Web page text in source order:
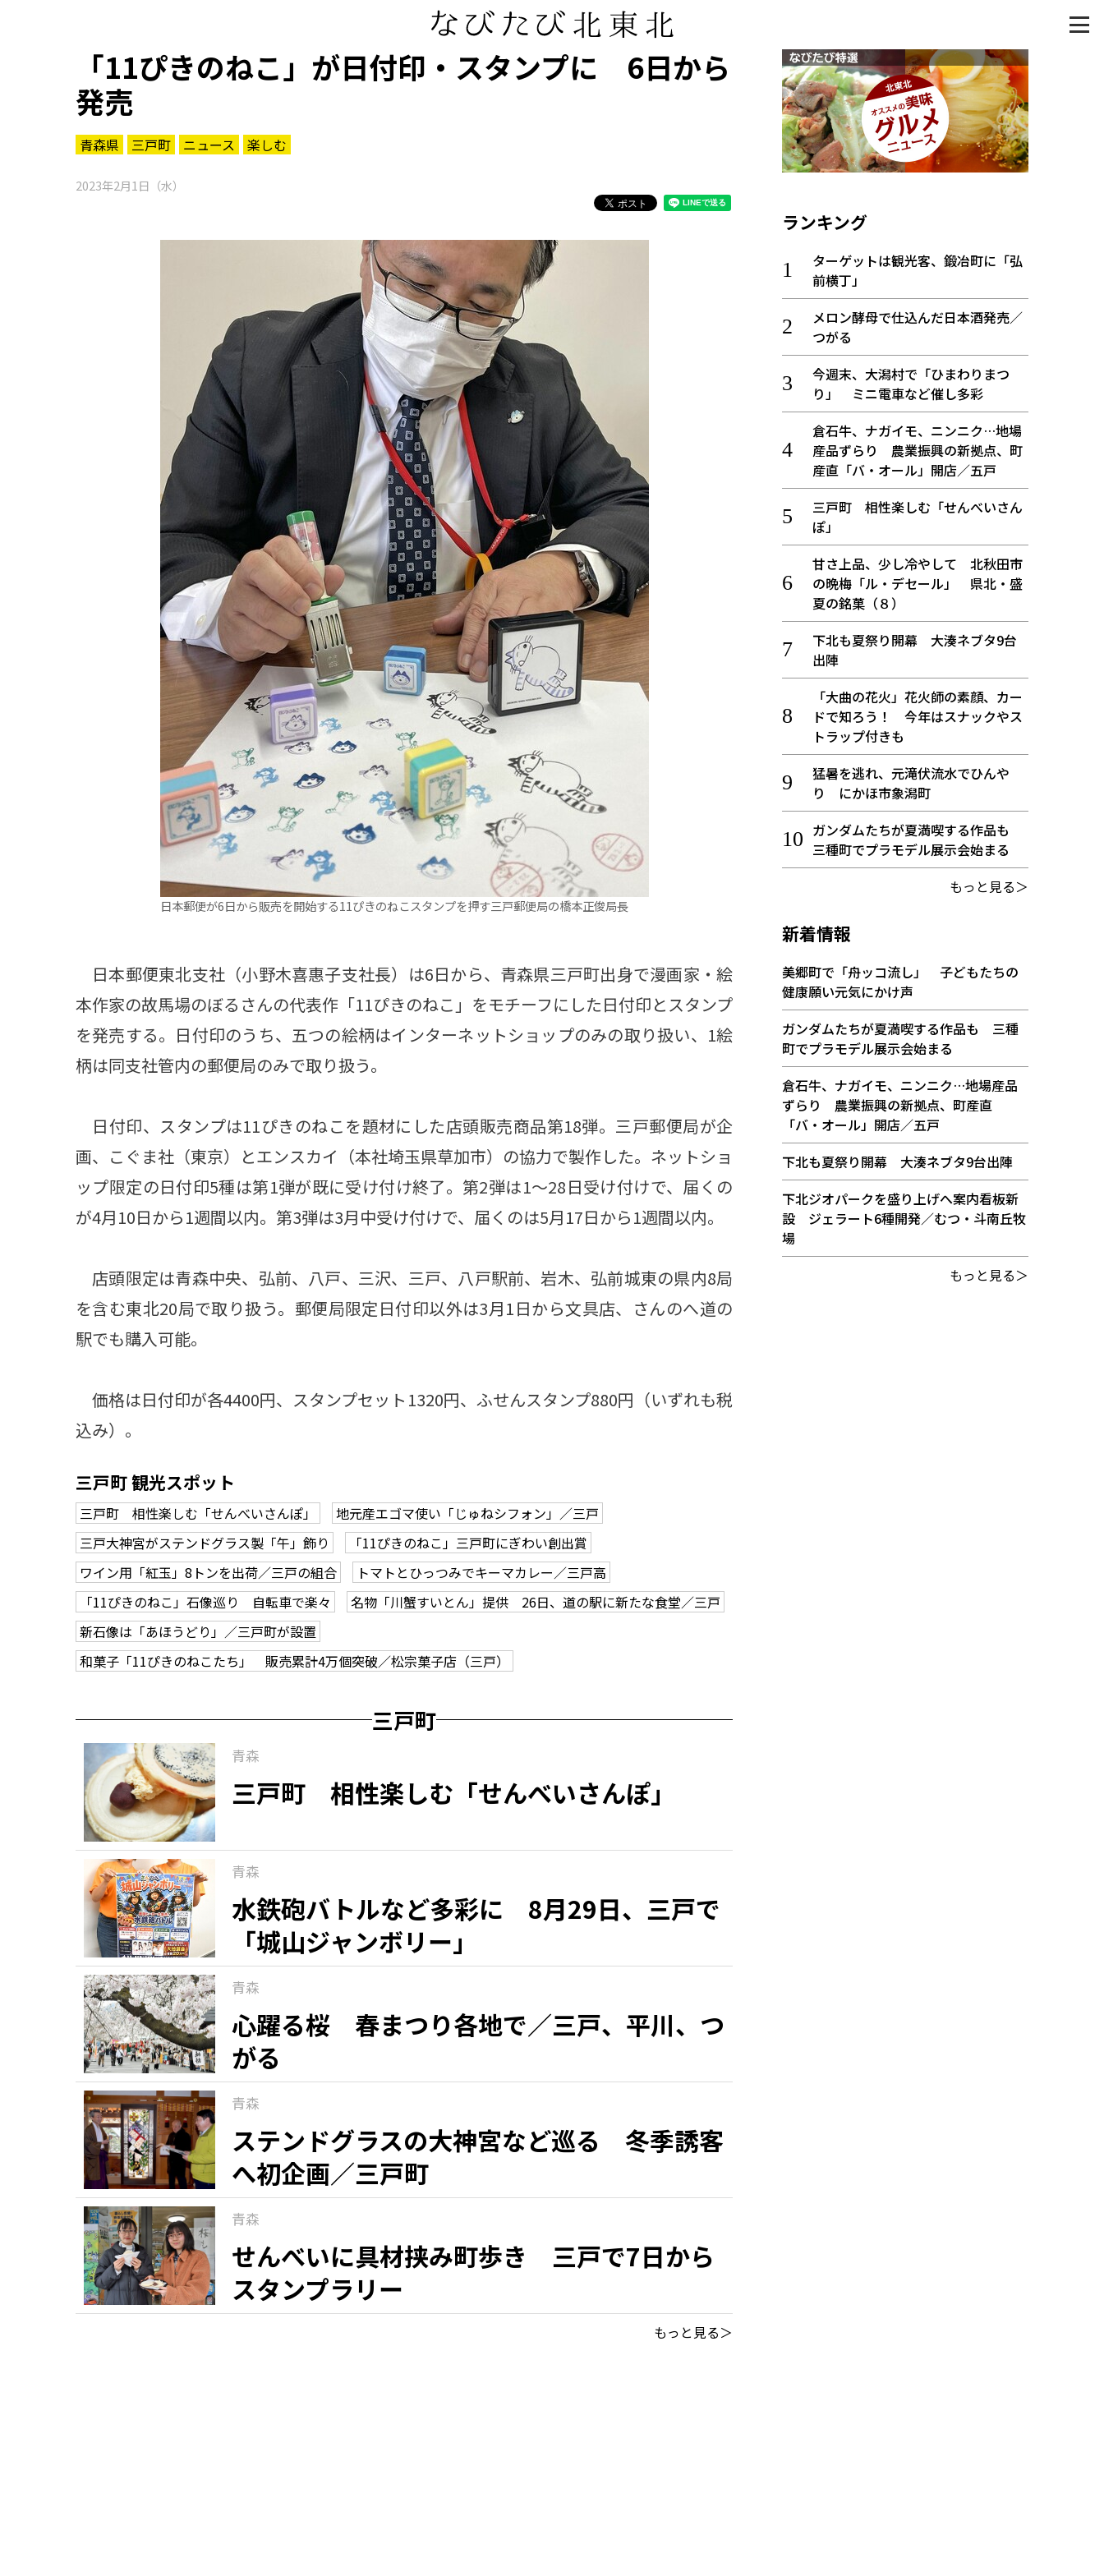
「11ぴきのねこ」が日付印・スタンプに 6日から
発売
青森県 三戸町 ニュース 楽しむ
2023年2月1日（水）
日本郵便が6日から販売を開始する11ぴきのねこスタンプを押す三戸郵便局の橋本正俊局長
日本郵便東北支社（小野木喜惠子支社長）は6日から、青森県三戸町出身で漫画家・絵
本作家の故馬場のぼるさんの代表作「11ぴきのねこ」をモチーフにした日付印とスタンプ
を発売する。日付印のうち、五つの絵柄はインターネットショップのみの取り扱い、1絵
柄は同支社管内の郵便局のみで取り扱う。
日付印、スタンプは11ぴきのねこを題材にした店頭販売商品第18弾。三戸郵便局が企
画、こぐま社（東京）とエンスカイ（本社埼玉県草加市）の協力で製作した。ネットショ
ップ限定の日付印5種は第1弾が既に受け付け終了。第2弾は1～28日受け付けで、届くの
が4月10日から1週間以内。第3弾は3月中受け付けで、届くのは5月17日から1週間以内。
店頭限定は青森中央、弘前、八戸、三沢、三戸、八戸駅前、岩木、弘前城東の県内8局
を含む東北20局で取り扱う。郵便局限定日付印以外は3月1日から文具店、さんのへ道の
駅でも購入可能。
価格は日付印が各4400円、スタンプセット1320円、ふせんスタンプ880円（いずれも税
込み）。
三戸町 観光スポット
三戸町 相性楽しむ「せんべいさんぽ」
地元産エゴマ使い「じゅねシフォン」／三戸
三戸大神宮がステンドグラス製「午」飾り
「11ぴきのねこ」三戸町にぎわい創出賞
ワイン用「紅玉」8トンを出荷／三戸の組合
トマトとひっつみでキーマカレー／三戸高
「11ぴきのねこ」石像巡り 自転車で楽々
名物「川蟹すいとん」提供 26日、道の駅に新たな食堂／三戸
新石像は「あほうどり」／三戸町が設置
和菓子「11ぴきのねこたち」 販売累計4万個突破／松宗菓子店（三戸）
三戸町
青森
三戸町 相性楽しむ「せんべいさんぽ」
青森
水鉄砲バトルなど多彩に 8月29日、三戸で
「城山ジャンボリー」
青森
心躍る桜 春まつり各地で／三戸、平川、つ
がる
青森
ステンドグラスの大神宮など巡る 冬季誘客
へ初企画／三戸町
青森
せんべいに具材挟み町歩き 三戸で7日から
スタンプラリー
もっと見る＞
ランキング
ターゲットは観光客、鍛冶町に「弘
前横丁」
メロン酵母で仕込んだ日本酒発売／
つがる
今週末、大潟村で「ひまわりまつ
り」 ミニ電車など催し多彩
倉石牛、ナガイモ、ニンニク…地場
産品ずらり 農業振興の新拠点、町
産直「バ・オール」開店／五戸
三戸町 相性楽しむ「せんべいさん
ぽ」
甘さ上品、少し冷やして 北秋田市
の晩梅「ル・デセール」 県北・盛
夏の銘菓（８）
下北も夏祭り開幕 大湊ネブタ9台
出陣
「大曲の花火」花火師の素顔、カー
ドで知ろう！ 今年はスナックやス
トラップ付きも
猛暑を逃れ、元滝伏流水でひんや
り にかほ市象潟町
ガンダムたちが夏満喫する作品も
三種町でプラモデル展示会始まる
もっと見る＞
新着情報
美郷町で「舟ッコ流し」 子どもたちの
健康願い元気にかけ声
ガンダムたちが夏満喫する作品も 三種
町でプラモデル展示会始まる
倉石牛、ナガイモ、ニンニク…地場産品
ずらり 農業振興の新拠点、町産直
「バ・オール」開店／五戸
下北も夏祭り開幕 大湊ネブタ9台出陣
下北ジオパークを盛り上げへ案内看板新
設 ジェラート6種開発／むつ・斗南丘牧
場
もっと見る＞